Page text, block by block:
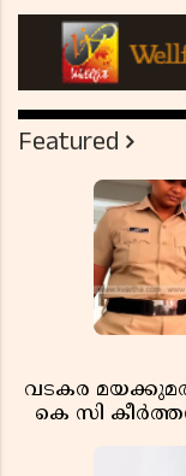
Featured
വടകര
കെ സി